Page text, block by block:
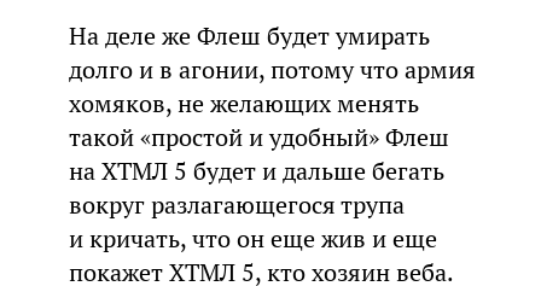
На деле же Флеш будет умирать
долго и в агонии, потому что армия
хомяков, не желающих менять
такой «простой и удобный» Флеш
на ХТМЛ 5 будет и дальше бегать
вокруг разлагающегося трупа
и кричать, что он еще жив и еще
покажет ХТМЛ 5, кто хозяин веба.